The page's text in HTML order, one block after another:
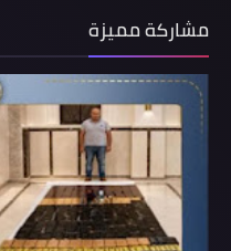
مشاركة مميزة